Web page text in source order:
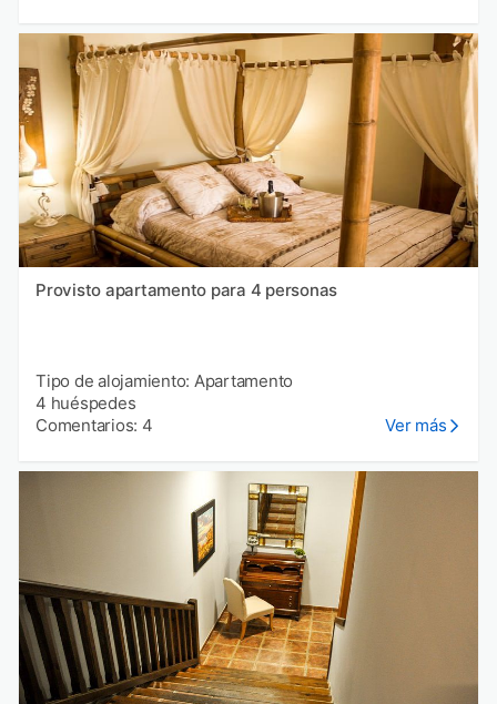
Provisto apartamento para 4 personas
Tipo de alojamiento: Apartamento
4 huéspedes
Comentarios: 4
Ver más